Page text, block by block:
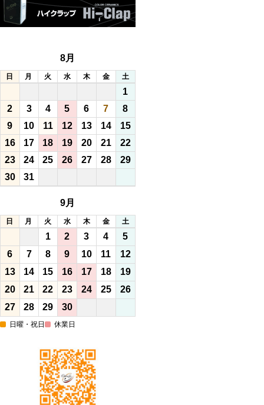
8月
日 月 火 水 木 金 土
1
2
3 4 5 6 7
8
9
10 11 12 13 14
15
16
17 18 19 20 21
22
23
24 25 26 27 28
29
30
31
9月
日 月 火 水 木 金 土
1 2 3 4
5
6
7 8 9 10 11
12
13
14 15 16 17 18
19
20
21 22 23 24 25
26
27
28 29 30
日曜・祝日 休業日